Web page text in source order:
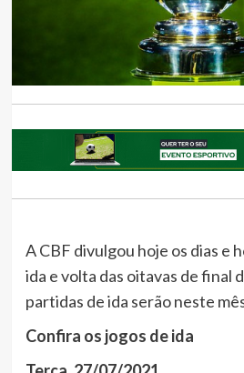
A CBF divulgou hoje os dias e
ida e volta das oitavas de final
partidas de ida serão neste
Confira os jogos de ida